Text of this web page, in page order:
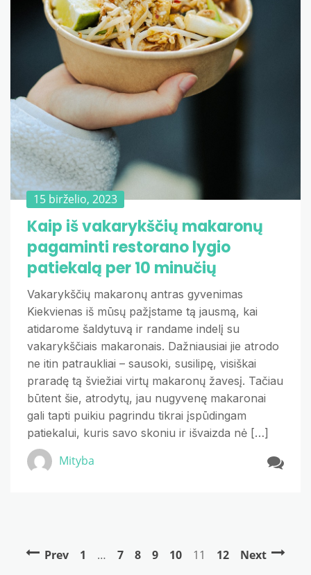
15 birželio, 2023
Kaip iš vakarykščių makaronų
pagaminti restorano lygio
patiekalą per 10 minučių
Vakarykščių makaronų antras gyvenimas
Kiekvienas iš mūsų pažįstame tą jausmą, kai
atidarome šaldytuvą ir randame indelį su
vakarykščiais makaronais. Dažniausiai jie atrodo
ne itin patraukliai – sausoki, susilipę, visiškai
praradę tą šviežiai virtų makaronų žavesį. Tačiau
būtent šie, atrodytų, jau nugyvenę makaronai
gali tapti puikiu pagrindu tikrai įspūdingam
patiekalui, kuris savo skoniu ir išvaizda nė […]
Mityba
Prev 1 … 7 8 9 10 11 12 Next